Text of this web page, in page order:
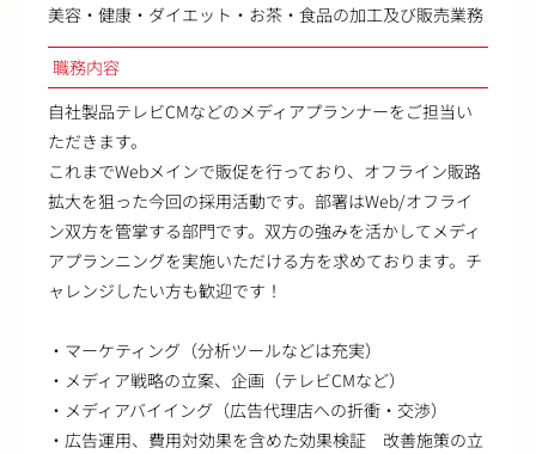
美容・健康・ダイエット・お茶・食品の加工及び販売業務
職務内容
自社製品テレビCMなどのメディアプランナーをご担当い
ただきます。
これまでWebメインで販促を行っており、オフライン販路
拡大を狙った今回の採用活動です。部署はWeb/オフライ
ン双方を管掌する部門です。双方の強みを活かしてメディ
アプランニングを実施いただける方を求めております。チ
ャレンジしたい方も歓迎です！
・マーケティング（分析ツールなどは充実）
・メディア戦略の立案、企画（テレビCMなど）
・メディアバイイング（広告代理店への折衝・交渉）
・広告運用、費用対効果を含めた効果検証 改善施策の立